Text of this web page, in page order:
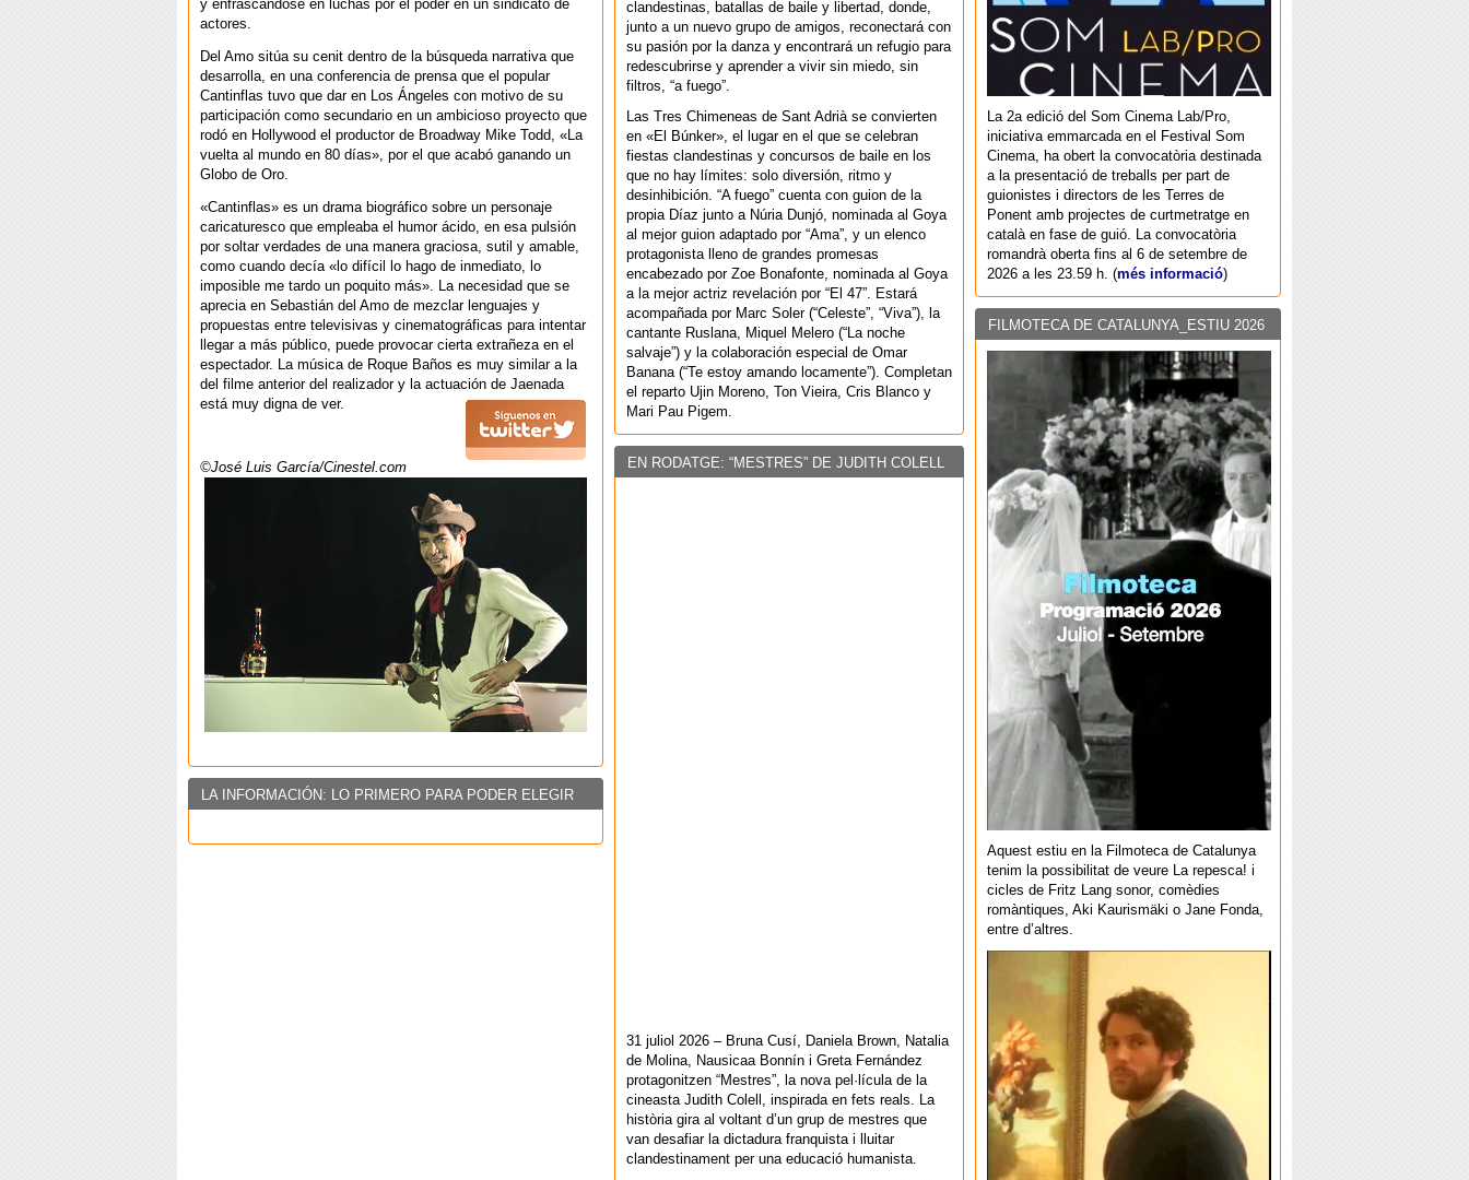
y enfrascándose en luchas por el poder en un sindicato de
actores.
Del Amo sitúa su cenit dentro de la búsqueda narrativa que
desarrolla, en una conferencia de prensa que el popular
Cantinflas tuvo que dar en Los Ángeles con motivo de su
participación como secundario en un ambicioso proyecto que
rodó en Hollywood el productor de Broadway Mike Todd, «La
vuelta al mundo en 80 días», por el que acabó ganando un
Globo de Oro.
«Cantinflas» es un drama biográfico sobre un personaje
caricaturesco que empleaba el humor ácido, en esa pulsión
por soltar verdades de una manera graciosa, sutil y amable,
como cuando decía «lo difícil lo hago de inmediato, lo
imposible me tardo un poquito más». La necesidad que se
aprecia en Sebastián del Amo de mezclar lenguajes y
propuestas entre televisivas y cinematográficas para intentar
llegar a más público, puede provocar cierta extrañeza en el
espectador. La música de Roque Baños es muy similar a la
del filme anterior del realizador y la actuación de Jaenada
está muy digna de ver.
©José Luis García/Cinestel.com
LA INFORMACIÓN: LO PRIMERO PARA PODER ELEGIR
La 2a edició del Som Cinema Lab/Pro,
iniciativa emmarcada en el Festival Som
Cinema, ha obert la convocatòria destinada
a la presentació de treballs per part de
guionistes i directors de les Terres de
Ponent amb projectes de curtmetratge en
català en fase de guió. La convocatòria
romandrà oberta fins al 6 de setembre de
2026 a les 23.59 h. (més informació)
FILMOTECA DE CATALUNYA_ESTIU 2026
Aquest estiu en la Filmoteca de Catalunya
tenim la possibilitat de veure La repesca! i
cicles de Fritz Lang sonor, comèdies
romàntiques, Aki Kaurismäki o Jane Fonda,
entre d’altres.
clandestinas, batallas de baile y libertad, donde,
junto a un nuevo grupo de amigos, reconectará con
su pasión por la danza y encontrará un refugio para
redescubrirse y aprender a vivir sin miedo, sin
filtros, “a fuego”.
Las Tres Chimeneas de Sant Adrià se convierten
en «El Búnker», el lugar en el que se celebran
fiestas clandestinas y concursos de baile en los
que no hay límites: solo diversión, ritmo y
desinhibición. “A fuego” cuenta con guion de la
propia Díaz junto a Núria Dunjó, nominada al Goya
al mejor guion adaptado por “Ama”, y un elenco
protagonista lleno de grandes promesas
encabezado por Zoe Bonafonte, nominada al Goya
a la mejor actriz revelación por “El 47”. Estará
acompañada por Marc Soler (“Celeste”, “Viva”), la
cantante Ruslana, Miquel Melero (“La noche
salvaje”) y la colaboración especial de Omar
Banana (“Te estoy amando locamente”). Completan
el reparto Ujin Moreno, Ton Vieira, Cris Blanco y
Mari Pau Pigem.
EN RODATGE: “MESTRES” DE JUDITH COLELL
31 juliol 2026 – Bruna Cusí, Daniela Brown, Natalia
de Molina, Nausicaa Bonnín i Greta Fernández
protagonitzen “Mestres”, la nova pel·lícula de la
cineasta Judith Colell, inspirada en fets reals. La
història gira al voltant d’un grup de mestres que
van desafiar la dictadura franquista i lluitar
clandestinament per una educació humanista.